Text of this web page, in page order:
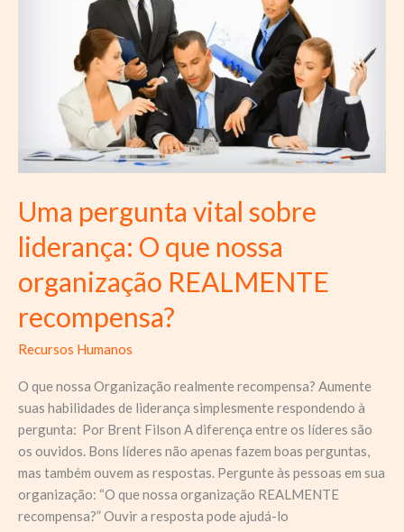
Uma pergunta vital sobre
liderança: O que nossa
organização REALMENTE
recompensa?
Recursos Humanos
O que nossa Organização realmente recompensa? Aumente
suas habilidades de liderança simplesmente respondendo à
pergunta: Por Brent Filson A diferença entre os líderes são
os ouvidos. Bons líderes não apenas fazem boas perguntas,
mas também ouvem as respostas. Pergunte às pessoas em sua
organização: “O que nossa organização REALMENTE
recompensa?” Ouvir a resposta pode ajudá-lo